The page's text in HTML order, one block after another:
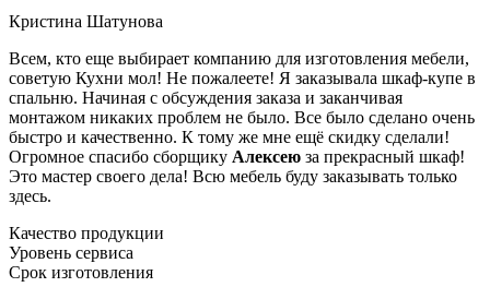
Кристина Шатунова
Всем, кто еще выбирает компанию для изготовления мебели,
советую Кухни мол! Не пожалеете! Я заказывала шкаф-купе в
спальню. Начиная с обсуждения заказа и заканчивая
монтажом никаких проблем не было. Все было сделано очень
быстро и качественно. К тому же мне ещё скидку сделали!
Огромное спасибо сборщику Алексею за прекрасный шкаф!
Это мастер своего дела! Всю мебель буду заказывать только
здесь.
Качество продукции
Уровень сервиса
Срок изготовления